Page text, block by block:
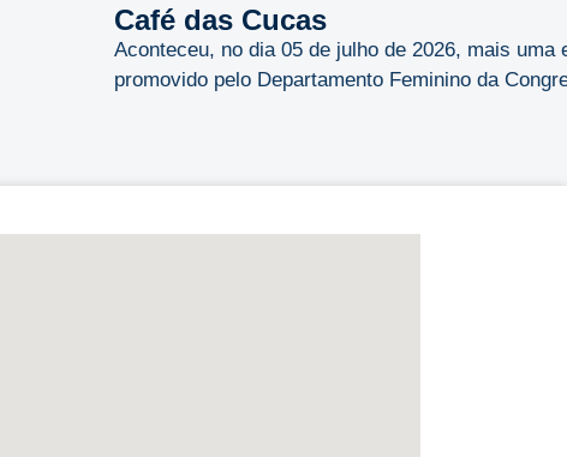
Café das Cucas
Aconteceu, no dia 05 de julho de 2026, mais
promovido pelo Departamento Feminino da